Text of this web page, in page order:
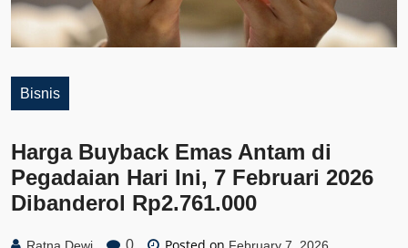
Bisnis
Harga Buyback Emas Antam di
Pegadaian Hari Ini, 7 Februari 2026
Dibanderol Rp2.761.000
0